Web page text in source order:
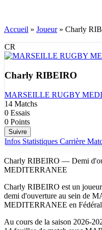
Accueil » Joueur» Charly
CR
Charly RIBEIRO
MARSEILLE RUGBY
14 Matchs
0 Essais
0 Points
Suivre
Infos Statistiques Carrière
Charly RIBEIRO — Demi
MEDITERRANEE
Charly RIBEIRO est un
demi d'ouverture au sein de
MEDITERRANEE en
Au cours de la saison 2026-